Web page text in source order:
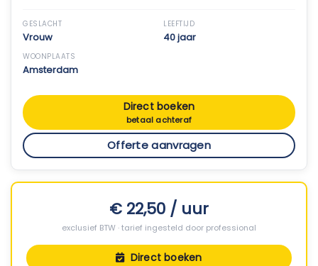
GESLACHT
Vrouw
LEEFTIJD
40 jaar
WOONPLAATS
Amsterdam
Direct boeken
betaal achteraf
Offerte aanvragen
€ 22,50 / uur
exclusief BTW · tarief ingesteld door professional
Direct boeken